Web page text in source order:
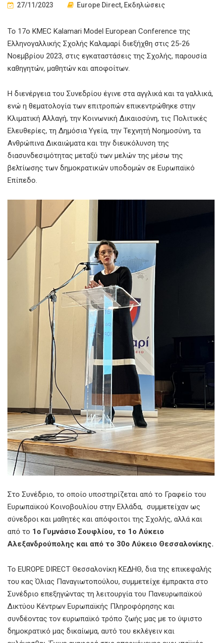
27/11/2023 Europe Direct, Εκδηλώσεις
Το 17ο ΚMEC Kalamari Model European Conference της
Ελληνογαλλικής Σχολής Καλαμαρί διεξήχθη στις 25-26
Νοεμβρίου 2023, στις εγκαταστάσεις της Σχολής, παρουσία
καθηγητών, μαθητών και αποφοίτων.
Η διενέργεια του Συνεδρίου έγινε στα αγγλικά και τα γαλλικά,
ενώ η θεματολογία των επιτροπών επικεντρώθηκε στην
Κλιματική Αλλαγή, την Κοινωνική Δικαιοσύνη, τις Πολιτικές
Ελευθερίες, τη Δημόσια Υγεία, την Τεχνητή Νοημοσύνη, τα
Ανθρώπινα Δικαιώματα και την διευκόλυνση της
διασυνδεσιμότητας μεταξύ των μελών της μέσω της
βελτίωσης των δημοκρατικών υποδομών σε Ευρωπαϊκό
Επίπεδο.
Στο Συνέδριο, το οποίο υποστηρίζεται από το Γραφείο του
Ευρωπαϊκού Κοινοβουλίου στην Ελλάδα, συμμετείχαν ως
σύνεδροι και μαθητές και απόφοιτοι της Σχολής, αλλά και
από το 1ο Γυμνάσιο Σουφλίου, το 1ο Λύκειο
Αλεξανδρούπολης και από το 30ο Λύκειο Θεσσαλονίκης.
Το EUROPE DIRECT Θεσσαλονίκη ΚΕΔΗΘ, δια της επικεφαλής
του κας Όλιας Παναγιωτοπούλου, συμμετείχε έμπρακτα στο
Συνέδριο επεξηγώντας τη λειτουργία του Πανευρωπαϊκού
Δικτύου Κέντρων Ευρωπαϊκής Πληροφόρησης και
συνδέοντας τον ευρωπαϊκό τρόπο ζωής μας με το ύψιστο
δημοκρατικό μας δικαίωμα, αυτό του εκλέγειν και